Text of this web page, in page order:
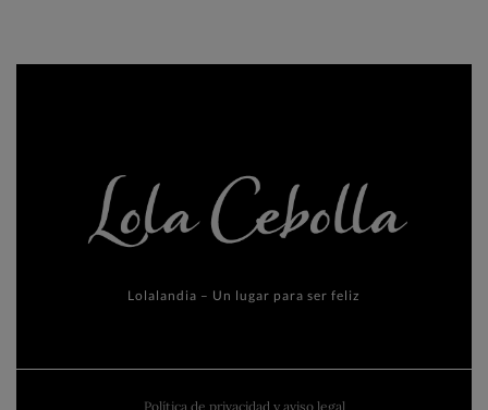
Lolalandia – Un lugar para ser feliz
Política de privacidad y aviso legal